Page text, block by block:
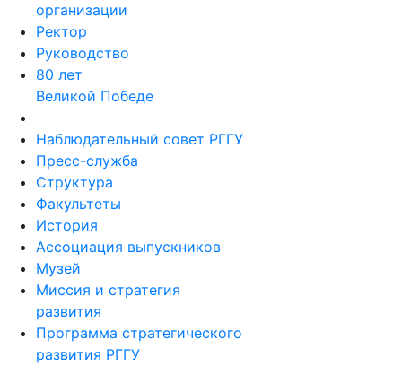
организации
Ректор
Руководство
80 лет
Великой Победе
Наблюдательный совет РГГУ
Пресс-служба
Структура
Факультеты
История
Ассоциация выпускников
Музей
Миссия и стратегия
развития
Программа стратегического
развития РГГУ